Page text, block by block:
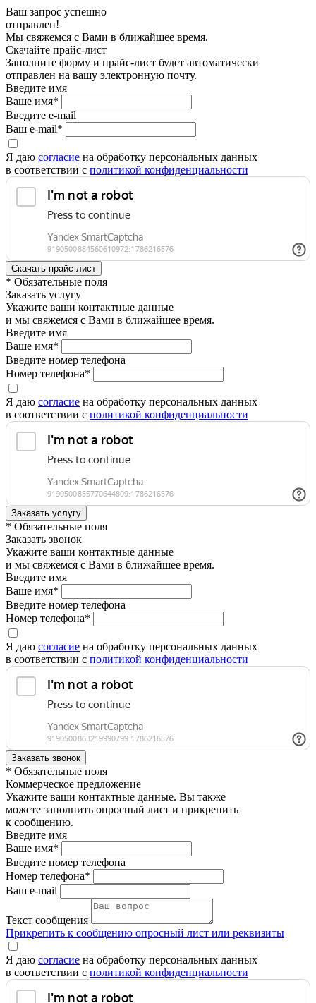
Ваш запрос успешно
отправлен!
Мы свяжемся с Вами в ближайшее время.
Скачайте прайс-лист
Заполните форму и прайс-лист будет автоматически
отправлен на вашу электронную почту.
Введите имя
Ваше имя*
Введите e-mail
Ваш e-mail*
Я даю согласие на обработку персональных данных
в соответствии с политикой конфиденциальности
* Обязательные поля
Заказать услугу
Укажите ваши контактные данные
и мы свяжемся с Вами в ближайшее время.
Введите имя
Ваше имя*
Введите номер телефона
Номер телефона*
Я даю согласие на обработку персональных данных
в соответствии с политикой конфиденциальности
* Обязательные поля
Заказать звонок
Укажите ваши контактные данные
и мы свяжемся с Вами в ближайшее время.
Введите имя
Ваше имя*
Введите номер телефона
Номер телефона*
Я даю согласие на обработку персональных данных
в соответствии с политикой конфиденциальности
* Обязательные поля
Коммерческое предложение
Укажите ваши контактные данные. Вы также
можете заполнить опросный лист и прикрепить
к сообщению.
Введите имя
Ваше имя*
Введите номер телефона
Номер телефона*
Ваш e-mail
Текст сообщения
Прикрепить к сообщению опросный лист или реквизиты
Я даю согласие на обработку персональных данных
в соответствии с политикой конфиденциальности